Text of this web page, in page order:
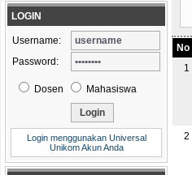
LOGIN
Username:
Password:
Dosen Mahasiswa
Login menggunakan Universal
Unikom Akun Anda
No
1
2